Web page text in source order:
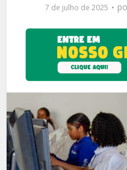
7 de julho de 2025